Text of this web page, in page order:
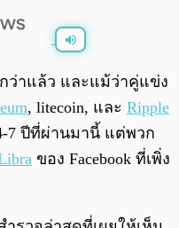
/0:00
ว่าแล้ว และแม้ว่าคู่แข่ง
, litecoin, และ Ripple
7 ปีที่ผ่านมานี้ แต่พวก
ของ Facebook ที่เพิ่ง